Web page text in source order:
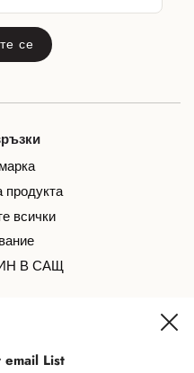
всички
В САЩ
и забавлението!
email List